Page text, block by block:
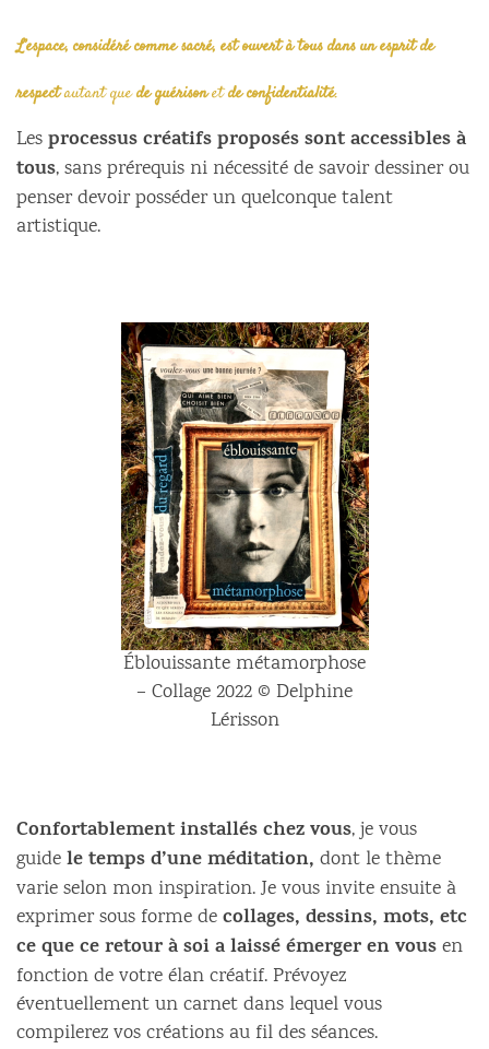
L’espace, considéré comme sacré, est ouvert à tous dans un esprit de
respectautant quede guérisonetde confidentialité.
Lesprocessus créatifs proposés sont accessibles à
tous, sans prérequis ni nécessité de savoir dessiner ou
penser devoir posséder un quelconque talent
artistique.
Éblouissante métamorphose
– Collage 2022 © Delphine
Lérisson
Confortablement installés chez vous, je vous
guidele temps d’une méditation, dont le thème
varie selon mon inspiration. Je vous invite ensuite à
exprimer sous forme decollages, dessins, mots, etc
ce que ce retour à soi a laissé émerger en vousen
fonction de votre élan créatif. Prévoyez
éventuellement un carnet dans lequel vous
compilerez vos créations au fil des séances.